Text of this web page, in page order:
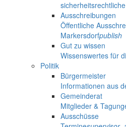
Ausschreibungen
Öffentliche
Markersdorfpublish
Gut zu wissen
Wissenswertes für
Politik
Bürgermeister
Informationen aus
Gemeinderat
Mitglieder &
Ausschüsse